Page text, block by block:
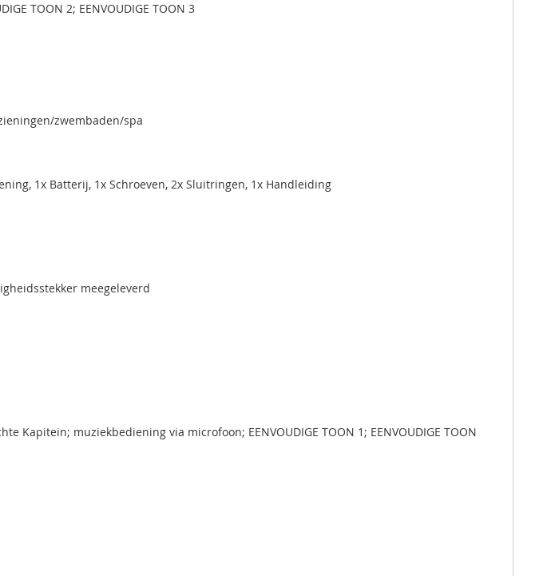
TOON 2; EENVOUDIGE TOON 3
zwembaden/spa
1x Batterij, 1x Schroeven, 2x Sluitringen, 1x Handleiding
meegeleverd
muziekbediening via microfoon; EENVOUDIGE TOON 1; EENVOUDIGE TOON